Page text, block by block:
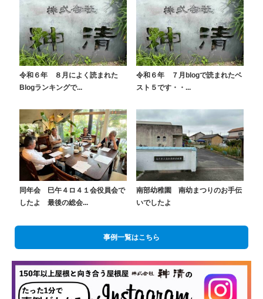
令和６年 ８月によく読まれた
Blogランキングで...
令和６年 ７月blogで読まれたベ
スト５です・・...
同年会 巳午４ロ４１会役員会で
したよ 最後の総会...
南部幼稚園 南幼まつりのお手伝
いでしたよ
事例一覧はこちら